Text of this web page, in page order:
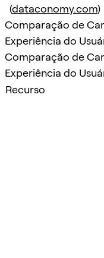
(dataconomy.com)
Comparação de
Experiência do
Comparação de
Experiência do
Recurso